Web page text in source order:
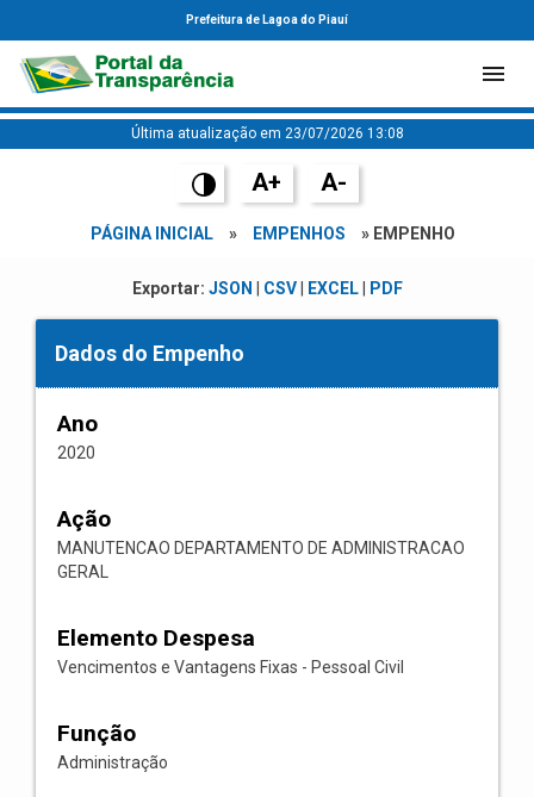
Prefeitura de Lagoa do Piauí
Última atualização em 23/07/2026 13:08
A+ A-
PÁGINA INICIAL » EMPENHOS » EMPENHO
Exportar: JSON CSV| EXCEL| PDF
Dados do Empenho
Ano
2020
Ação
MANUTENCAO DEPARTAMENTO DE ADMINISTRACAO
GERAL
Elemento Despesa
Vencimentos e Vantagens Fixas - Pessoal Civil
Função
Administração